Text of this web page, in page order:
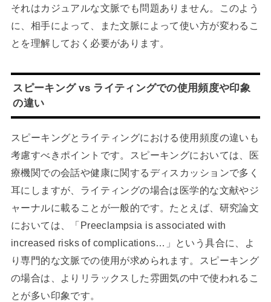
それはカジュアルな文脈でも問題ありません。このよう
に、相手によって、また文脈によって使い方が変わるこ
とを理解しておく必要があります。
スピーキング vs ライティングでの使用頻度や印象
の違い
スピーキングとライティングにおける使用頻度の違いも
考慮すべきポイントです。スピーキングにおいては、医
療機関での会話や健康に関するディスカッションで多く
耳にしますが、ライティングの場合は医学的な文献やジ
ャーナルに載ることが一般的です。たとえば、研究論文
においては、「Preeclampsia is associated with
increased risks of complications…」という具合に、よ
り専門的な文脈での使用が求められます。スピーキング
の場合は、よりリラックスした雰囲気の中で使われるこ
とが多い印象です。